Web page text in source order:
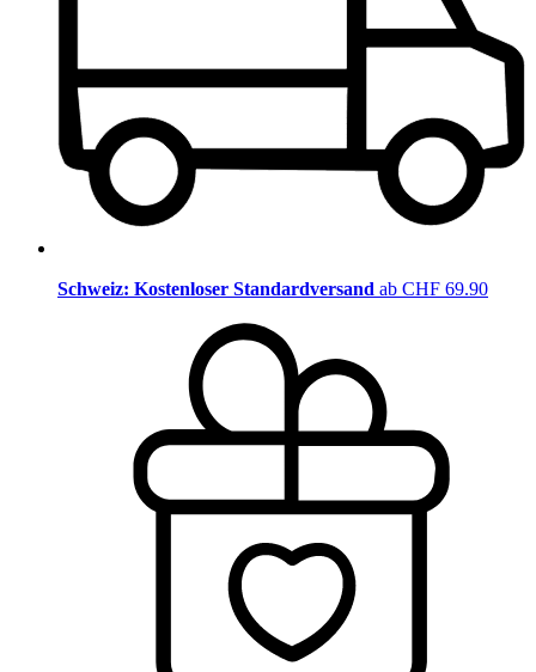
Schweiz: Kostenloser Standardversand ab CHF 69.90